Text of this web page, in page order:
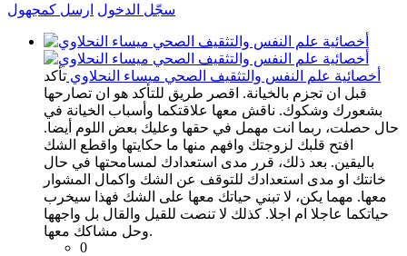
سجّل الدخول ارسل كمجهول
أخصائية علم النفس والتثقيف الصحي ميساء النحلاوي تأكد
قبل ان تجزم بالخيانة. اقصر طريق للتأكد هو ان تصارحها
بشعورك وشكوك. ناقش معها علاقتكما وأسباب الخيانة في
حال حصلت، ربما انت مهمل في حقها وعليك بعض اللوم أيضا.
افتح قلبك لزوجتك وافهم منها ما حكايتها واقطع الشك
باليقين. بعد ذلك، قرر مدى استعدادك لمسامحتها في حال
خانتك او مدى استعدادك للتوقف عن الشك واكمال المشوار
معها. مهما يكن، لا تبني حياتك معها على الشك فهذا سيخرب
حياتكما عاجلا ام اجلا. كذلك لا تنصت للقيل والقال بل واجهها
وحل مشاكك معها.
0